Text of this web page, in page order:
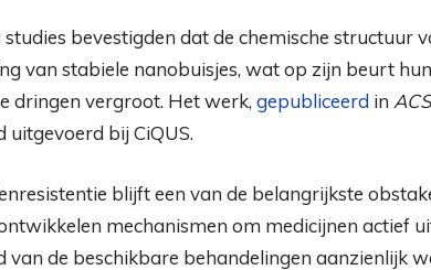
bevestigden dat de chemische structuur
van stabiele nanobuisjes, wat op zijn beurt
dringen vergroot. Het werk, gepubliceerd in
uitgevoerd bij CiQUS.
blijft een van de belangrijkste
mechanismen om medicijnen actief
van de beschikbare behandelingen aanzienlijk